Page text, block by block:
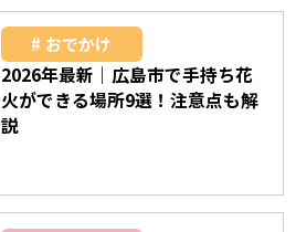
おでかけ
2026年最新｜広島市で手持ち花
火ができる場所9選！注意点も解
説